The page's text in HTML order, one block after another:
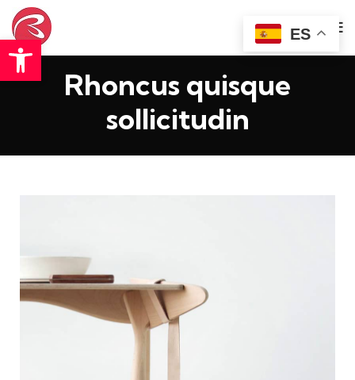
Abrir barra de herramientas
Rhoncus quisque
sollicitudin
ES